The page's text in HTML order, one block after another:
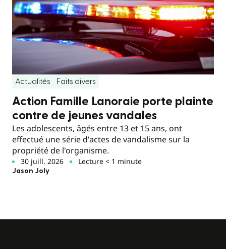
Actualités Faits divers
Action Famille Lanoraie porte plainte
contre de jeunes vandales
Les adolescents, âgés entre 13 et 15 ans, ont
effectué une série d'actes de vandalisme sur la
propriété de l'organisme.
30 juill. 2026 Lecture < 1 minute
Jason Joly